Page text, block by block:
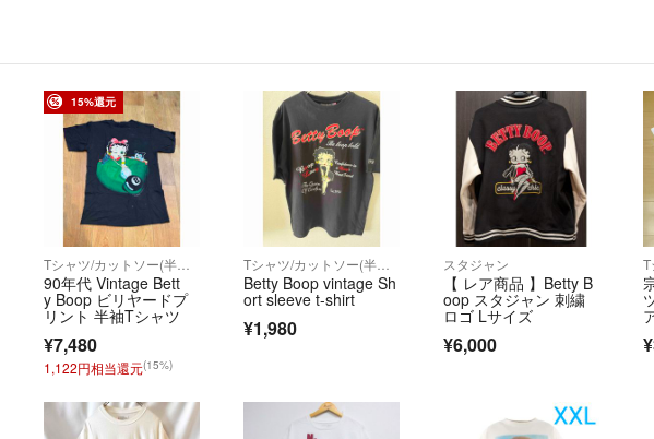
ご覧いただきありがとうございます！ ⭐️即購入
でお値引き可能！ ⭐️24時間以内に発送を心掛
リオやディズニー、レディースアパレルを中心
品・未使用品を中心に取り扱っております。 【
使用品でも、自宅保管のため完璧を求める方は
送中の事故・紛失等は責任を負いかねますの
品に関するご質問はお気軽にコメントくださ
ォロー割あります！（プロフか商品説明をご確
め購入ご希望の方は、コメントいただければさ
します！ 気持ちの良いお取引を心がけており
お願いいたします♪
※値引き交渉後や希望価格、タイムセール中も
15%還元
Tシャツ/カットソー(半袖/袖なし)
90年代 Vintage Bett
y Boop ビリヤードプ
リント 半袖Tシャツ
¥7,480
1,122円相当還元(15%)
Tシャツ/カットソー(半袖/袖なし)
Betty Boop vintage Sh
ort sleeve t-shirt
¥1,980
スタジャン
【 レア商品 】Betty B
oop スタジャン 刺繍
ロゴ Lサイズ
¥6,000